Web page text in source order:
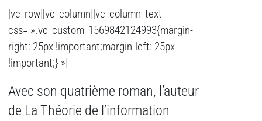
[vc_row][vc_column][vc_column_text
css= ».vc_custom_1569842124993{margin-
right: 25px !important;margin-left: 25px
!important;} »]
Avec son quatrième roman, l’auteur
de La Théorie de l’information